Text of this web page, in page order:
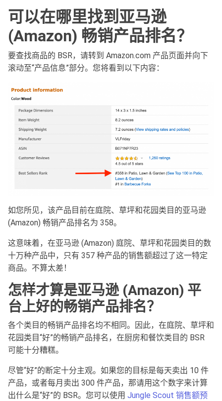
可以在哪里找到亚马逊
(Amazon) 畅销产品排名？
要查找商品的 BSR，请转到 Amazon.com 产品页面并向下
滚动至“产品信息”部分。您将看到以下内容：
如您所见，该产品目前在庭院、草坪和花园类目的亚马逊
(Amazon) 畅销产品排名为 358。
这意味着，在亚马逊 (Amazon) 庭院、草坪和花园类目的数
十万种产品中，只有 357 种产品的销售额超过了这一特定
商品。不算太差！
怎样才算是亚马逊(Amazon) 平
台上好的畅销产品排名？
各个类目的畅销产品排名均不相同。因此，在庭院、草坪和
花园类目“好”的畅销产品排名，在厨房和餐饮类目的 BSR
可能十分糟糕。
尽管“好”的断定十分主观。如果您的目标是每天卖出 10 件
产品，或者每月卖出 300 件产品，那请用这个数字来计算
出什么是“好”的 BSR。您可以使用 Jungle Scout 销售额预